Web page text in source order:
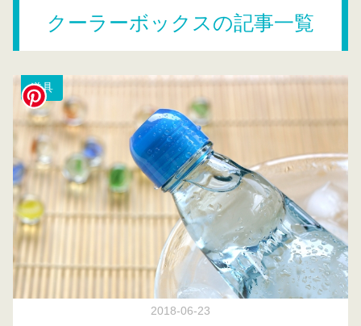
クーラーボックスの記事一覧
道具
2018-06-23